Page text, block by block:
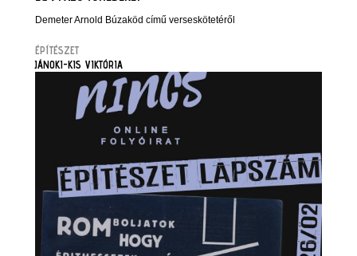
Demeter Arnold Búzaköd című verseskötetéről
ÉPÍTÉSZET
JÁNOKI-KIS VIKTÓRIA